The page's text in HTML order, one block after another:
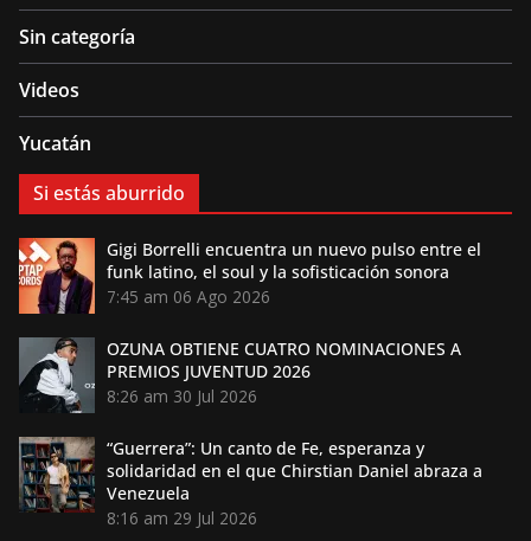
Sin categoría
Videos
Yucatán
Si estás aburrido
Gigi Borrelli encuentra un nuevo pulso entre el
funk latino, el soul y la sofisticación sonora
7:45 am 06 Ago 2026
OZUNA OBTIENE CUATRO NOMINACIONES A
PREMIOS JUVENTUD 2026
8:26 am 30 Jul 2026
“Guerrera”: Un canto de Fe, esperanza y
solidaridad en el que Chirstian Daniel abraza a
Venezuela
8:16 am 29 Jul 2026